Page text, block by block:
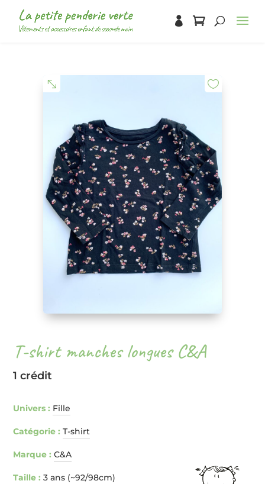
T-shirt manches longues C&A
1 crédit
Univers : Fille
Catégorie : T-shirt
Marque : C&A
Taille : 3 ans (~92/98cm)